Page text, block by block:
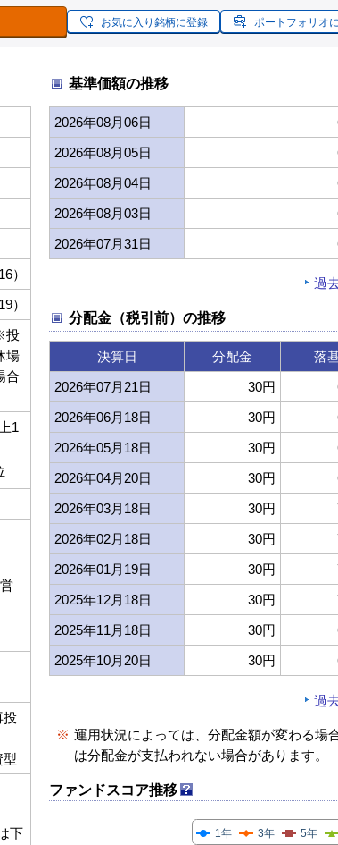
お気に入り銘柄に登録 ポートフォリオ
）
）
投
場
合
1
投
型
下
基準価額の推移
2026年08月06日
2026年08月05日
2026年08月04日
2026年08月03日
2026年07月31日
過
分配金（税引前）の推移
決算日 分配金
落
2026年07月21日
30円
2026年06月18日
30円
2026年05月18日
30円
2026年04月20日
30円
2026年03月18日
30円
2026年02月18日
30円
2026年01月19日
30円
2025年12月18日
30円
2025年11月18日
30円
2025年10月20日
30円
過
※ 運用状況によっては、分配金額が変わる場
は分配金が支払われない場合があります。
ファンドスコア推移
1年 3年 5年